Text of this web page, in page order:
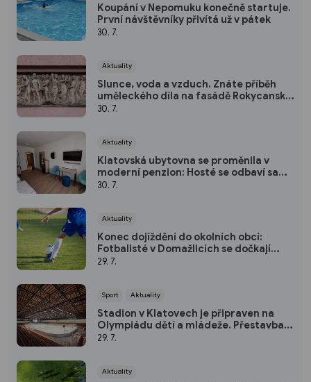
Koupání v Nepomuku konečně startuje.
První návštěvníky přivítá už v pátek
30. 7.
Aktuality
Slunce, voda a vzduch. Znáte příběh
uměleckého díla na fasádě Rokycanské
nemocnice?
30. 7.
Aktuality
Klatovská ubytovna se proměnila v
moderní penzion: Hosté se odbaví sami
pomocí kódu
30. 7.
Aktuality
Konec dojíždění do okolních obcí:
Fotbalisté v Domažlicích se dočkají
nového hřiště
29. 7.
Sport Aktuality
Stadion v Klatovech je připraven na
Olympiádu dětí a mládeže. Přestavba
vyšla na 50 milionů
29. 7.
Aktuality